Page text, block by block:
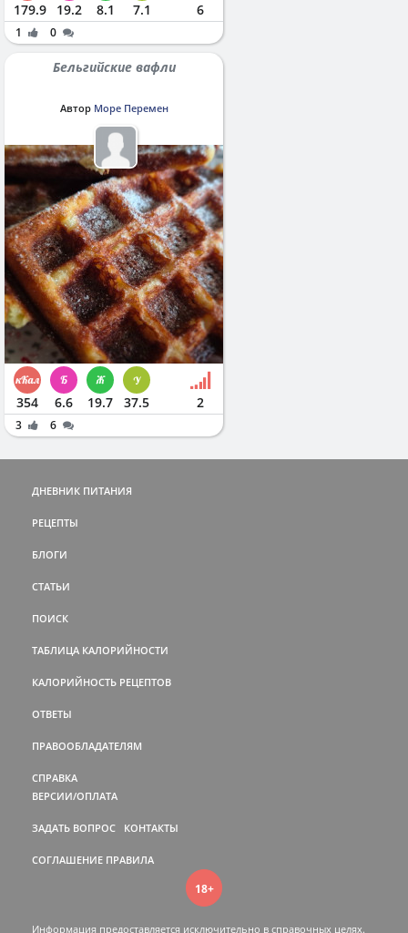
179.9 19.2 8.1 7.1 6
1 0
Бельгийские вафли
Автор Море Перемен
354 6.6 19.7 37.5 2
3 6
ДНЕВНИК ПИТАНИЯ
РЕЦЕПТЫ
БЛОГИ
СТАТЬИ
ПОИСК
ТАБЛИЦА КАЛОРИЙНОСТИ
КАЛОРИЙНОСТЬ РЕЦЕПТОВ
ОТВЕТЫ
ПРАВООБЛАДАТЕЛЯМ
СПРАВКА
ВЕРСИИ/ОПЛАТА
ЗАДАТЬ ВОПРОС КОНТАКТЫ
СОГЛАШЕНИЕ ПРАВИЛА
18+
Информация предоставляется исключительно в справочных целях.